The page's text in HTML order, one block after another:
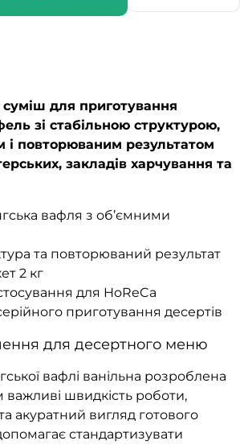
для приготування
зі стабільною структурою,
і повторюваним результатом
закладів харчування та
вафля з об’ємними
та повторюваний результат
2 кг
для HoReCa
приготування десертів
для десертного меню
вафлі ванільна розроблена
важливі швидкість роботи,
та акуратний вигляд готового
стандартизувати